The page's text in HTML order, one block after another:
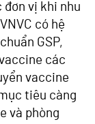
đơn vị khi nhu
có hệ
GSP,
các
vaccine
tiêu càng
và phòng